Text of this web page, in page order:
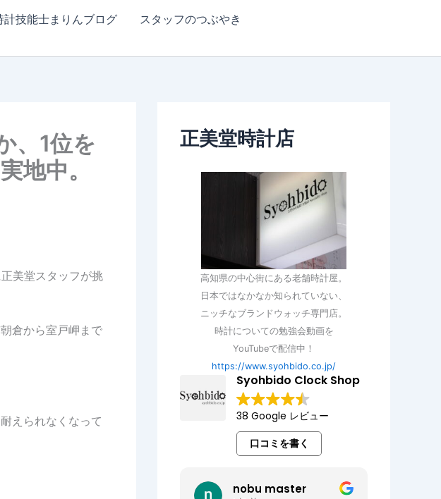
計技能士まりんブログ
スタッフのつぶやき
、1位を
地中。
美堂スタッフが挑
倉から室戸岬まで
えられなくなって
正美堂時計店
高知県の中心街にある老舗時計屋。
日本ではなかなか知られていない、
ニッチなブランドウォッチ専門店。
時計についての勉強会動画を
YouTubeで配信中！
https://www.syohbido.co.jp/
Syohbido Clock Shop
38 Google レビュー
口コミを書く
nobu master